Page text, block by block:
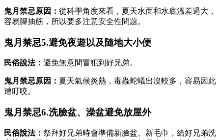
鬼月禁忌原因： 從科學角度來看，夏天水面和水底溫差過大，
容易腳抽筋，所以要多注意安全性問題。
鬼月禁忌5.避免夜遊以及隨地大小便
民俗說法： 避免無意間冒犯到好兄弟。
鬼月禁忌原因： 夏天氣候炎熱，毒蟲蛇蟻出沒較多，容易因此
遭叮咬。
鬼月禁忌6.洗臉盆、澡盆避免放屋外
民俗說法： 祭拜好兄弟時會準備新臉盆、新毛巾，給好兄弟洗